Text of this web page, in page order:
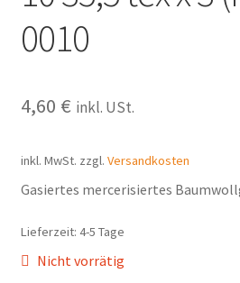
Kontakt
Warenkorb
Mein Konto
0010
4,60 € inkl. USt.
inkl. MwSt. zzgl. Versandkosten
Gasiertes mercerisiertes
Lieferzeit: 4-5 Tage
Nicht vorrätig